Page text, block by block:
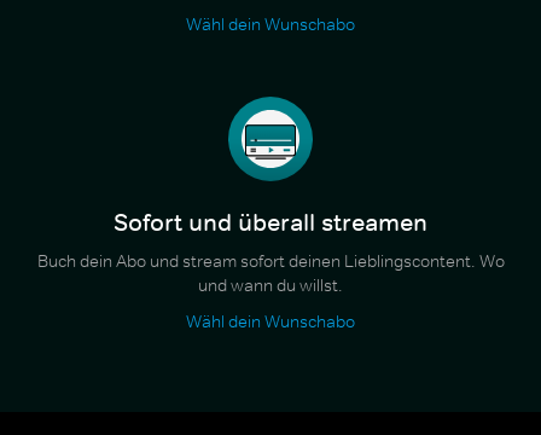
Wähl dein Wunschabo
Sofort und überall streamen
Buch dein Abo und stream sofort deinen Lieblingscontent. Wo
und wann du willst.
Wähl dein Wunschabo